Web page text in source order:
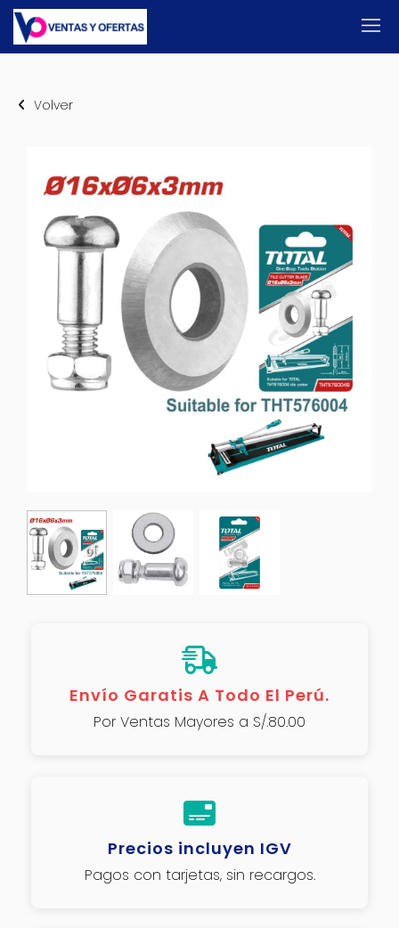
Volver
Envío Garatis A Todo El Perú.
Por Ventas Mayores a S/.80.00
Precios incluyen IGV
Pagos con tarjetas, sin recargos.